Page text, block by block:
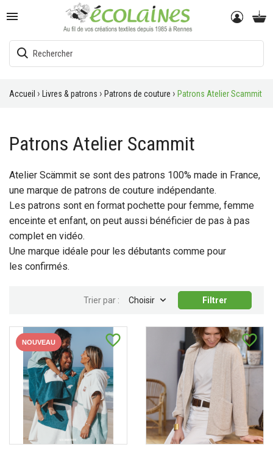

Accueil Livres & patrons Patrons de couture Patrons Atelier Scammit
Patrons Atelier Scammit
Atelier Scämmit se sont des patrons 100% made in France,
une marque de patrons de couture indépendante.
Les patrons sont en format pochette pour femme, femme
enceinte et enfant, on peut aussi bénéficier de pas à pas
complet en vidéo.
Une marque idéale pour les débutants comme pour
les confirmés.
Trier par : Choisir  Filtrer
favorite_border
NOUVEAU favorite_border